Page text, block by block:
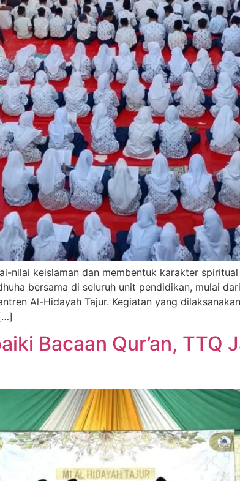
nilai keislaman dan membentuk karakter
bersama di seluruh unit pendidikan, mulai
Al-Hidayah Tajur. Kegiatan yang
Bacaan Qur’an, TTQ